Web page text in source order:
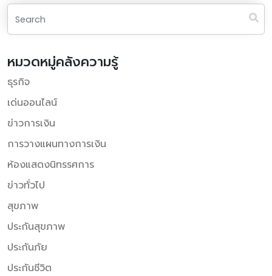
หมวดหมู่คลังความรู้
ธุรกิจ
เด่นออนไลน์
ข่าวการเงิน
การวางแผนทางการเงิน
ห้องแสดงนิทรรศการ
ข่าวทั่วไป
สุขภาพ
ประกันสุขภาพ
ประกันภัย
ประกันชีวิต